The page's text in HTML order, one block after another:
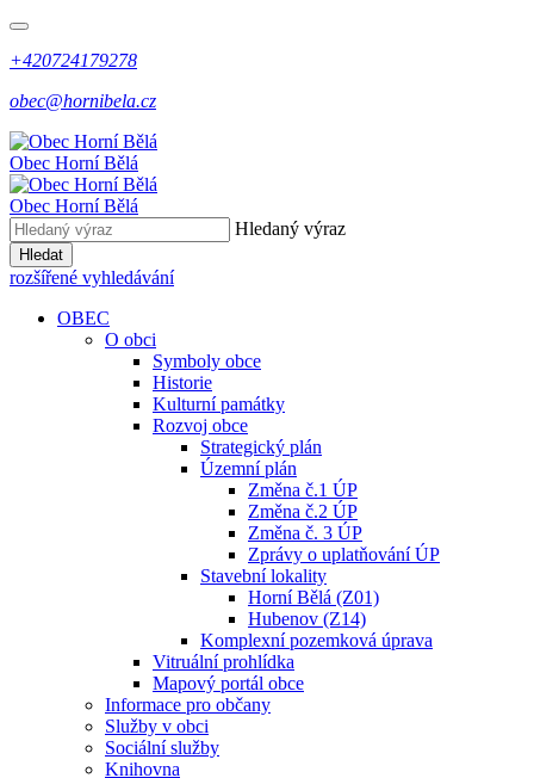
+420724179278
obec@hornibela.cz
Obec HorníBělá
Obec HorníBělá
Hledaný výraz
Hledat
rozšířené vyhledávání
OBEC
O obci
Symboly obce
Historie
Kulturní památky
Rozvoj obce
Strategický plán
Územní plán
Změna č.1 ÚP
Změna č.2 ÚP
Změna č. 3 ÚP
Zprávy o uplatňování ÚP
Stavební lokality
Horní Bělá (Z01)
Hubenov (Z14)
Komplexní pozemková úprava
Vitruální prohlídka
Mapový portál obce
Informace pro občany
Služby v obci
Sociální služby
Knihovna